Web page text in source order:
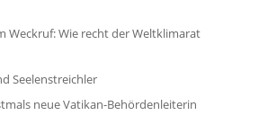
Weckruf: Wie recht der Weltklimarat
Seelenstreichler
neue Vatikan-Behördenleiterin